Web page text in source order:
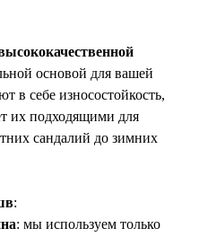
основой для вашей
в себе износостойкость,
их подходящими для
сандалий до зимних
:
: мы используем только